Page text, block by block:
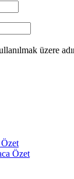
üzere
Özet
Özet